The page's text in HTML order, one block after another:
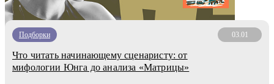
Подборки 03.01
Что читать начинающему сценаристу: от
мифологии Юнга до анализа «Матрицы»